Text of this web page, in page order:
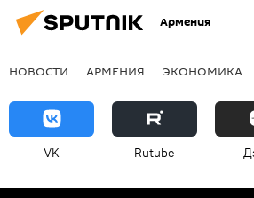
Армения
НОВОСТИ АРМЕНИЯ ЭКОНОМИКА
VK Rutube